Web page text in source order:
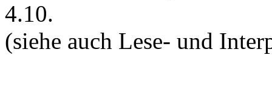
4.10.
(siehe auch Lese- und